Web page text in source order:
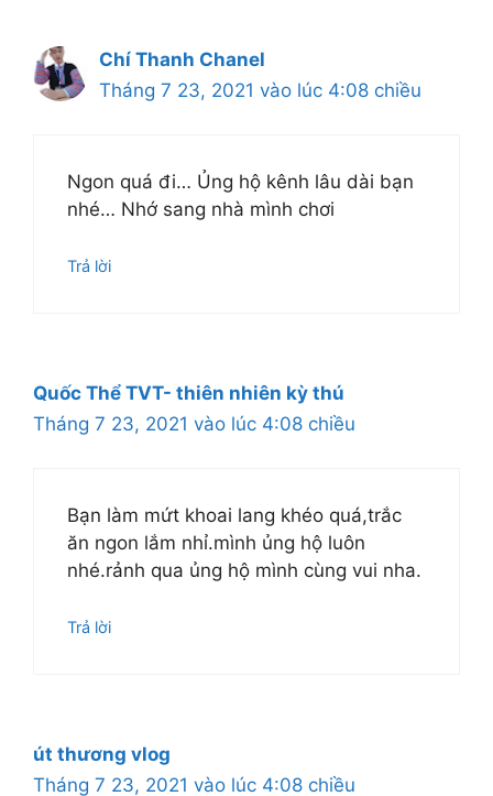
Chí Thanh Chanel
Tháng 7 23, 2021 vào lúc 4:08 chiều
Ngon quá đi… Ủng hộ kênh lâu dài bạn
nhé… Nhớ sang nhà mình chơi
Trả lời
Quốc Thể TVT- thiên nhiên kỳ thú
Tháng 7 23, 2021 vào lúc 4:08 chiều
Bạn làm mứt khoai lang khéo quá,trắc
ăn ngon lắm nhỉ.mình ủng hộ luôn
nhé.rảnh qua ủng hộ mình cùng vui nha.
Trả lời
út thương vlog
Tháng 7 23, 2021 vào lúc 4:08 chiều